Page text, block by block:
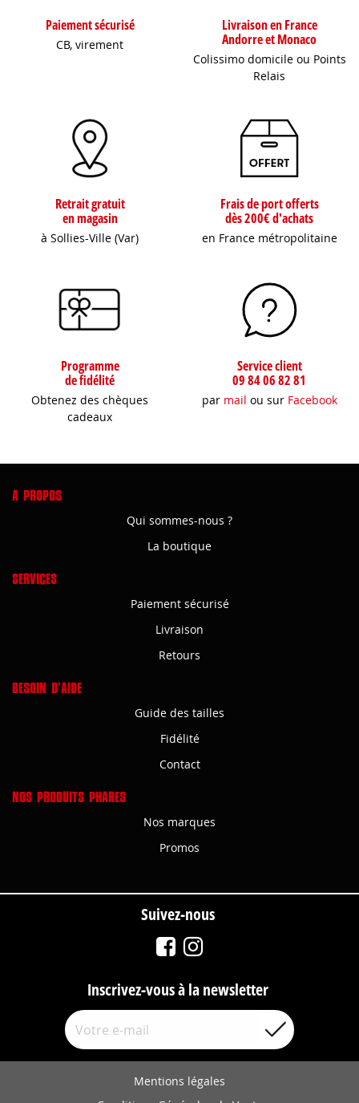
Paiement sécurisé
CB, virement
Livraison en France
Andorre et Monaco
Colissimo domicile ou Points
Relais
Retrait gratuit
en magasin
à Sollies-Ville (Var)
Frais de port offerts
dès 200€ d'achats
en France métropolitaine
Programme
de fidélité
Obtenez des chèques
cadeaux
Service client
09 84 06 82 81
par mail ou sur Facebook
A PROPOS
Qui sommes-nous ?
La boutique
SERVICES
Paiement sécurisé
Livraison
Retours
BESOIN D'AIDE
Guide des tailles
Fidélité
Contact
NOS PRODUITS PHARES
Nos marques
Promos
Suivez-nous
Inscrivez-vous à la newsletter
Mentions légales